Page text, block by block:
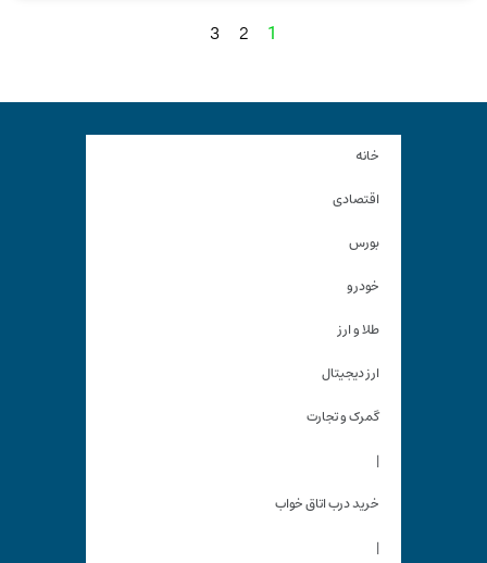
1
2
3
خانه
اقتصادی
بورس
خودرو
طلا و ارز
ارز دیجیتال
گمرک و تجارت
|
خرید درب اتاق خواب
|